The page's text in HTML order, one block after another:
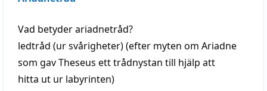
Vad betyderariadnetråd?
ledtråd (ur svårigheter) (efter myten om Ariadne
som gav Theseus ett trådnystan till hjälp att
hitta ut ur labyrinten)